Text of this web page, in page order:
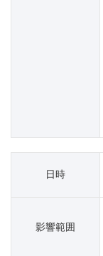
日時
影響範囲